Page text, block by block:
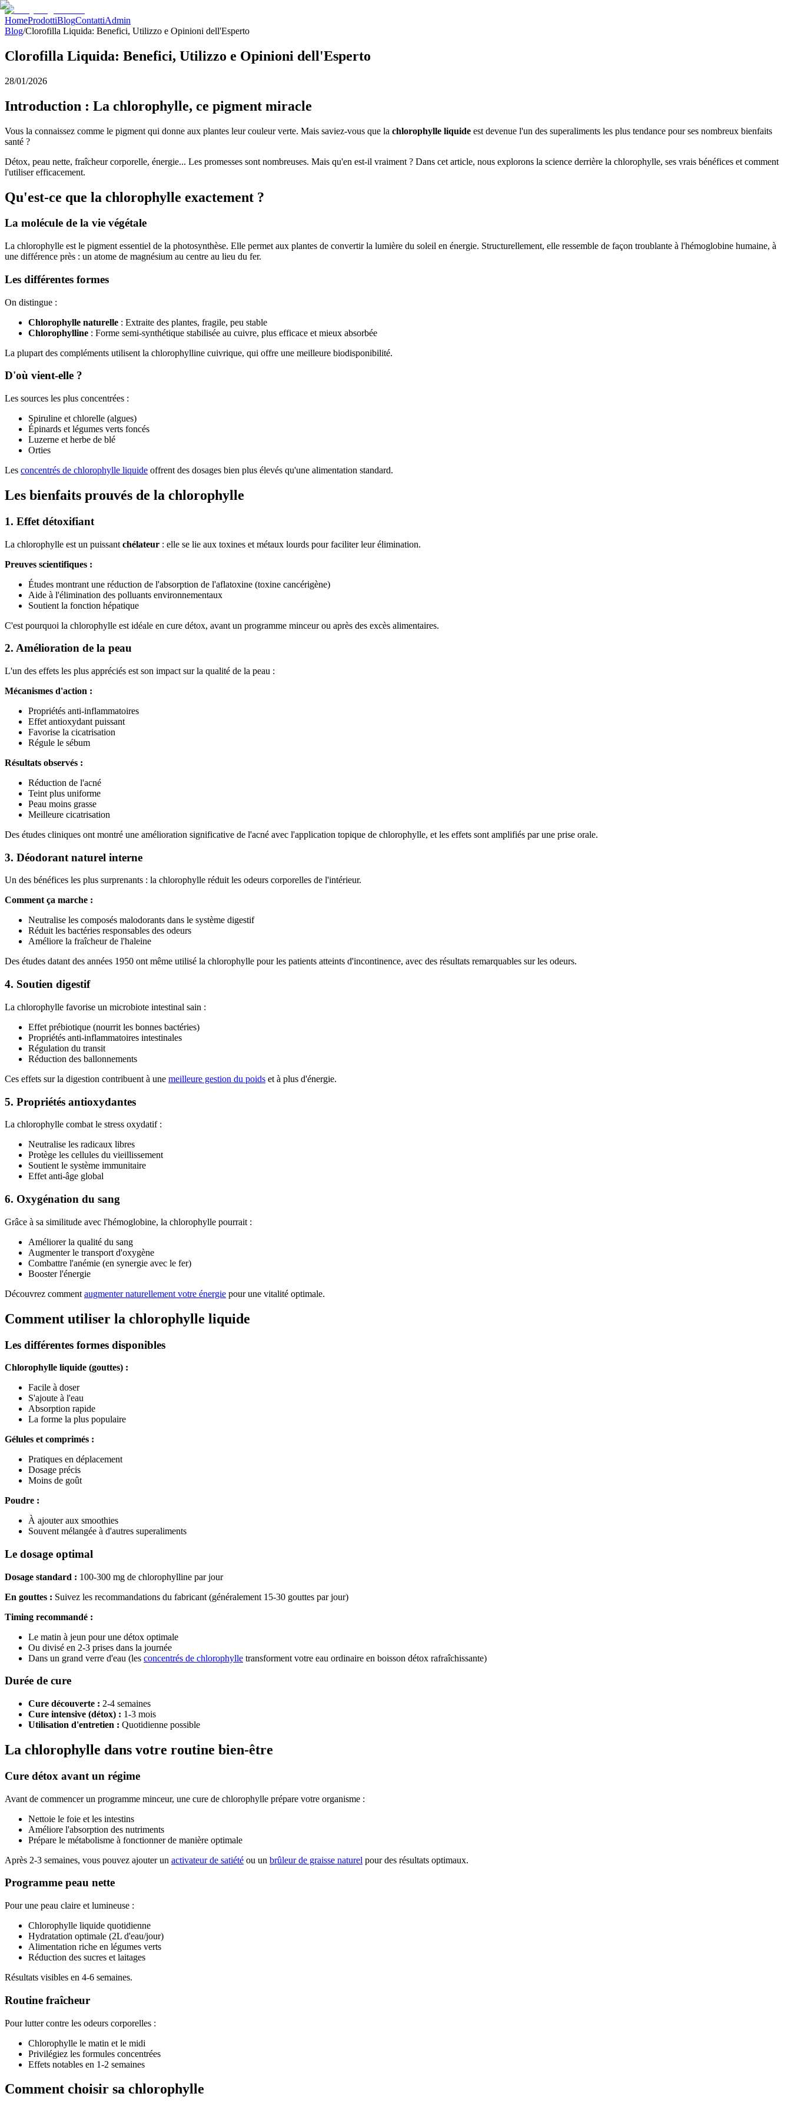
HomeProdottiBlogContattiAdmin
Blog/Clorofilla Liquida: Benefici, Utilizzo e Opinioni dell'Esperto
Clorofilla Liquida: Benefici, Utilizzo e Opinioni dell'Esperto
28/01/2026
Introduction : La chlorophylle, ce pigment miracle
Vous la connaissez comme le pigment qui donne aux plantes leur couleur verte. Mais saviez-vous que la chlorophylle liquide est devenue l'un des superaliments les plus tendance pour ses nombreux bienfaits
santé ?
Détox, peau nette, fraîcheur corporelle, énergie... Les promesses sont nombreuses. Mais qu'en est-il vraiment ? Dans cet article, nous explorons la science derrière la chlorophylle, ses vrais bénéfices et comment
l'utiliser efficacement.
Qu'est-ce que la chlorophylle exactement ?
La molécule de la vie végétale
La chlorophylle est le pigment essentiel de la photosynthèse. Elle permet aux plantes de convertir la lumière du soleil en énergie. Structurellement, elle ressemble de façon troublante à l'hémoglobine humaine, à
une différence près : un atome de magnésium au centre au lieu du fer.
Les différentes formes
On distingue :
Chlorophylle naturelle : Extraite des plantes, fragile, peu stable
Chlorophylline : Forme semi-synthétique stabilisée au cuivre, plus efficace et mieux absorbée
La plupart des compléments utilisent la chlorophylline cuivrique, qui offre une meilleure biodisponibilité.
D'où vient-elle ?
Les sources les plus concentrées :
Spiruline et chlorelle (algues)
Épinards et légumes verts foncés
Luzerne et herbe de blé
Orties
Les concentrés de chlorophylle liquide offrent des dosages bien plus élevés qu'une alimentation standard.
Les bienfaits prouvés de la chlorophylle
1. Effet détoxifiant
La chlorophylle est un puissant chélateur : elle se lie aux toxines et métaux lourds pour faciliter leur élimination.
Preuves scientifiques :
Études montrant une réduction de l'absorption de l'aflatoxine (toxine cancérigène)
Aide à l'élimination des polluants environnementaux
Soutient la fonction hépatique
C'est pourquoi la chlorophylle est idéale en cure détox, avant un programme minceur ou après des excès alimentaires.
2. Amélioration de la peau
L'un des effets les plus appréciés est son impact sur la qualité de la peau :
Mécanismes d'action :
Propriétés anti-inflammatoires
Effet antioxydant puissant
Favorise la cicatrisation
Régule le sébum
Résultats observés :
Réduction de l'acné
Teint plus uniforme
Peau moins grasse
Meilleure cicatrisation
Des études cliniques ont montré une amélioration significative de l'acné avec l'application topique de chlorophylle, et les effets sont amplifiés par une prise orale.
3. Déodorant naturel interne
Un des bénéfices les plus surprenants : la chlorophylle réduit les odeurs corporelles de l'intérieur.
Comment ça marche :
Neutralise les composés malodorants dans le système digestif
Réduit les bactéries responsables des odeurs
Améliore la fraîcheur de l'haleine
Des études datant des années 1950 ont même utilisé la chlorophylle pour les patients atteints d'incontinence, avec des résultats remarquables sur les odeurs.
4. Soutien digestif
La chlorophylle favorise un microbiote intestinal sain :
Effet prébiotique (nourrit les bonnes bactéries)
Propriétés anti-inflammatoires intestinales
Régulation du transit
Réduction des ballonnements
Ces effets sur la digestion contribuent à une meilleure gestion du poids et à plus d'énergie.
5. Propriétés antioxydantes
La chlorophylle combat le stress oxydatif :
Neutralise les radicaux libres
Protège les cellules du vieillissement
Soutient le système immunitaire
Effet anti-âge global
6. Oxygénation du sang
Grâce à sa similitude avec l'hémoglobine, la chlorophylle pourrait :
Améliorer la qualité du sang
Augmenter le transport d'oxygène
Combattre l'anémie (en synergie avec le fer)
Booster l'énergie
Découvrez comment augmenter naturellement votre énergie pour une vitalité optimale.
Comment utiliser la chlorophylle liquide
Les différentes formes disponibles
Chlorophylle liquide (gouttes) :
Facile à doser
S'ajoute à l'eau
Absorption rapide
La forme la plus populaire
Gélules et comprimés :
Pratiques en déplacement
Dosage précis
Moins de goût
Poudre :
À ajouter aux smoothies
Souvent mélangée à d'autres superaliments
Le dosage optimal
Dosage standard : 100-300 mg de chlorophylline par jour
En gouttes : Suivez les recommandations du fabricant (généralement 15-30 gouttes par jour)
Timing recommandé :
Le matin à jeun pour une détox optimale
Ou divisé en 2-3 prises dans la journée
Dans un grand verre d'eau (les concentrés de chlorophylle transforment votre eau ordinaire en boisson détox rafraîchissante)
Durée de cure
Cure découverte : 2-4 semaines
Cure intensive (détox) : 1-3 mois
Utilisation d'entretien : Quotidienne possible
La chlorophylle dans votre routine bien-être
Cure détox avant un régime
Avant de commencer un programme minceur, une cure de chlorophylle prépare votre organisme :
Nettoie le foie et les intestins
Améliore l'absorption des nutriments
Prépare le métabolisme à fonctionner de manière optimale
Après 2-3 semaines, vous pouvez ajouter un activateur de satiété ou un brûleur de graisse naturel pour des résultats optimaux.
Programme peau nette
Pour une peau claire et lumineuse :
Chlorophylle liquide quotidienne
Hydratation optimale (2L d'eau/jour)
Alimentation riche en légumes verts
Réduction des sucres et laitages
Résultats visibles en 4-6 semaines.
Routine fraîcheur
Pour lutter contre les odeurs corporelles :
Chlorophylle le matin et le midi
Privilégiez les formules concentrées
Effets notables en 1-2 semaines
Comment choisir sa chlorophylle